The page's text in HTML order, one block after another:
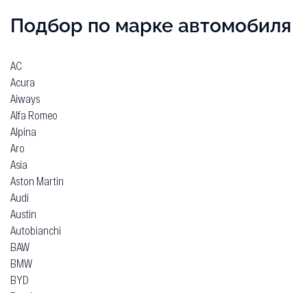
Подбор по марке автомобиля
AC
Acura
Aiways
Alfa Romeo
Alpina
Aro
Asia
Aston Martin
Audi
Austin
Autobianchi
BAW
BMW
BYD